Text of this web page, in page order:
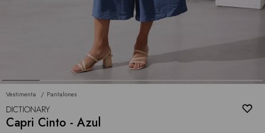
Vestimenta Pantalones
DICTIONARY
Capri Cinto - Azul